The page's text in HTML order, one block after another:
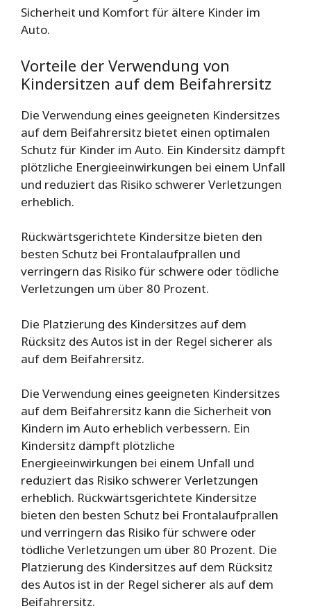
Sicherheit und Komfort für ältere Kinder im
Auto.
Vorteile der Verwendung von
Kindersitzen auf dem Beifahrersitz
Die Verwendung eines geeigneten Kindersitzes
auf dem Beifahrersitz bietet einen optimalen
Schutz für Kinder im Auto. Ein Kindersitz dämpft
plötzliche Energieeinwirkungen bei einem Unfall
und reduziert das Risiko schwerer Verletzungen
erheblich.
Rückwärtsgerichtete Kindersitze bieten den
besten Schutz bei Frontalaufprallen und
verringern das Risiko für schwere oder tödliche
Verletzungen um über 80 Prozent.
Die Platzierung des Kindersitzes auf dem
Rücksitz des Autos ist in der Regel sicherer als
auf dem Beifahrersitz.
Die Verwendung eines geeigneten Kindersitzes
auf dem Beifahrersitz kann die Sicherheit von
Kindern im Auto erheblich verbessern. Ein
Kindersitz dämpft plötzliche
Energieeinwirkungen bei einem Unfall und
reduziert das Risiko schwerer Verletzungen
erheblich. Rückwärtsgerichtete Kindersitze
bieten den besten Schutz bei Frontalaufprallen
und verringern das Risiko für schwere oder
tödliche Verletzungen um über 80 Prozent. Die
Platzierung des Kindersitzes auf dem Rücksitz
des Autos ist in der Regel sicherer als auf dem
Beifahrersitz.